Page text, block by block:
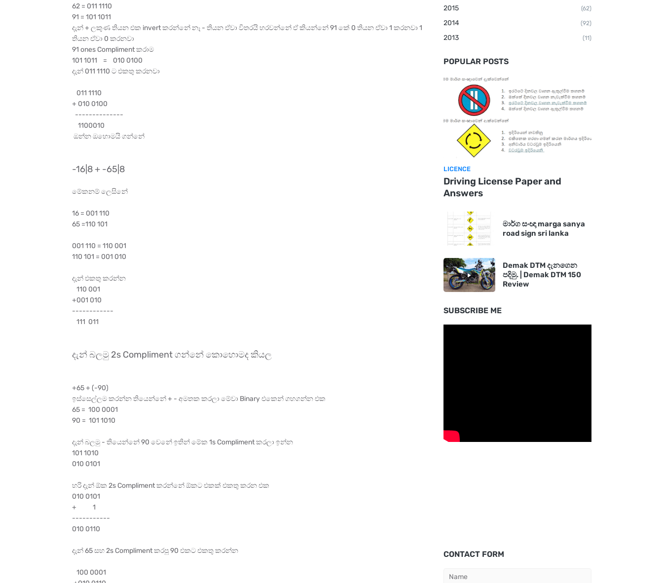
62 = 011 1110
91 = 101 1011
දැන් + ලකුණ තියන එක invert කරන්නේ නෑ - තියන ඒවා විතරයි හරවන්නේ ඒ කියන්නේ 91 කේ 0 තියන ඒවා 1 කරනවා 1
තියන ඒවා 0 කරනවා
91 ones Compliment කරාම
101 1011 = 010 0100
දැන් 011 1110 ට එකතු කරනවා
011 1110
+ 010 0100
--------------
1100010
ඔන්න ඔහොමයි ගන්නේ
-16|8 + -65|8
මේකනම් ලෙසිනේ
16 = 001 110
65 =110 101
001 110 = 110 001
110 101 = 001 010
දැන් එකතු කරන්න
110 001
+001 010
------------
111 011
දැන් බලමු 2s Compliment ගන්නේ කොහොමද කියල
+65 + (-90)
ඉස්සෙල්ලම කරන්න තියෙන්නේ + - අමතක කරලා මේවා Binary එකෙන් ගහගන්න එක
65 = 100 0001
90 = 101 1010
දැන් බලමු - තියෙන්නේ 90 වෙනේ ඉතින් මේක 1s Compliment කරලා ඉන්න
101 1010
010 0101
හරි දැන් ඕක 2s Compliment කරන්නේ ඕකට එකක් එකතු කරන එක
010 0101
+ 1
-----------
010 0110
දැන් 65 සහ 2s Compliment කරපු 90 එකට එකතු කරන්න
100 0001
2015 (62)
2014 (92)
2013 (11)
POPULAR POSTS
LICENCE
Driving License Paper and
Answers
මාර්ග සංඥා marga sanya
road sign sri lanka
Demak DTM දැනගෙන
පදිමු. | Demak DTM 150
Review
SUBSCRIBE ME
CONTACT FORM